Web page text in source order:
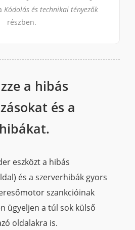
Kódolás és technikai tényezők
részben.
a hibás
és a
eszközt a hibás
és a szerverhibák gyors
szankcióinak
ügyeljen a túl sok külső
oldalakra is.